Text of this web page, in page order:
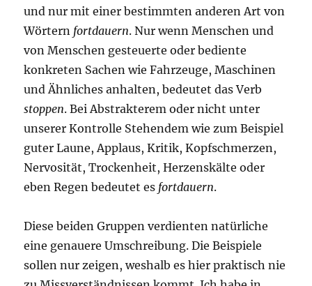
und nur mit einer bestimmten anderen Art von
Wörtern fortdauern. Nur wenn Menschen und
von Menschen gesteuerte oder bediente
konkreten Sachen wie Fahrzeuge, Maschinen
und Ähnliches anhalten, bedeutet das Verb
stoppen. Bei Abstrakterem oder nicht unter
unserer Kontrolle Stehendem wie zum Beispiel
guter Laune, Applaus, Kritik, Kopfschmerzen,
Nervosität, Trockenheit, Herzenskälte oder
eben Regen bedeutet es fortdauern.
Diese beiden Gruppen verdienten natürliche
eine genauere Umschreibung. Die Beispiele
sollen nur zeigen, weshalb es hier praktisch nie